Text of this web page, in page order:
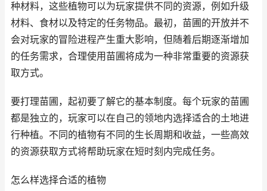
种材料，这些植物可以为玩家提供不同的资源，例如升级
材料、食材以及特定的任务物品。最初，苗圃的开放并不
会对玩家的冒险进程产生重大影响，但随着后期逐渐增加
的任务需求，合理使用苗圃将成为一种非常重要的资源获
取方式。
要打理苗圃，起初要了解它的基本制度。每个玩家的苗圃
都是独立的，玩家可以在自己的领地内选择适合的土地进
行种植。不同的植物有不同的生长周期和收益，一些高效
的资源获取方式将帮助玩家在短时刻内完成任务。
怎么样选择合适的植物